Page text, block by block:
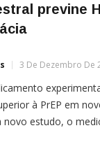
previne
3 De Dezembro De
à PrEP em
novo estudo, o